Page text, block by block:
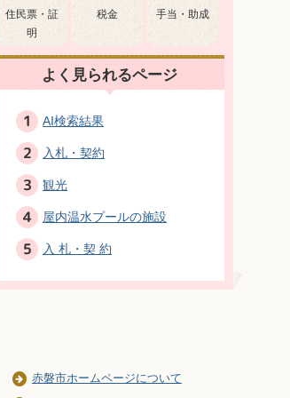
住民票・証
明
税金 手当・助成
よく見られるページ
AI検索結果
入札・契約
観光
屋内温水プールの施設
入 札・契 約
赤磐市ホームページについて